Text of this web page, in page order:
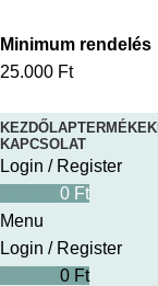
Minimum rendelés
25.000 Ft
KEZDŐLAPTERMÉKEK
KAPCSOLAT
Login / Register
0 Ft
Menu
Login / Register
0 Ft